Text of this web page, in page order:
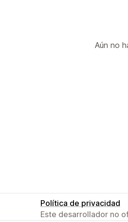
Aún no
Política de privacidad
Este desarrollador no